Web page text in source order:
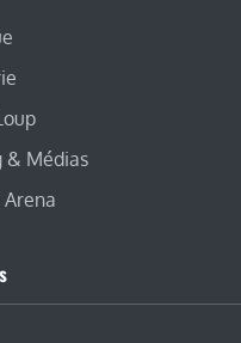
& Médias
Arena